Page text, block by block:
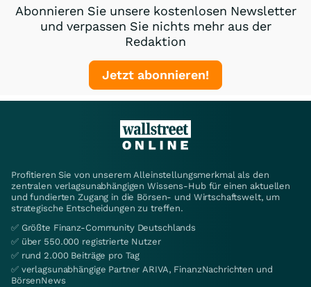
Abonnieren Sie unsere kostenlosen Newsletter
und verpassen Sie nichts mehr aus der
Redaktion
Jetzt abonnieren!
Profitieren Sie von unserem Alleinstellungsmerkmal als den
zentralen verlagsunabhängigen Wissens-Hub für einen aktuellen
und fundierten Zugang in die Börsen- und Wirtschaftswelt, um
strategische Entscheidungen zu treffen.
✅ Größte Finanz-Community Deutschlands
✅ über 550.000 registrierte Nutzer
✅ rund 2.000 Beiträge pro Tag
✅ verlagsunabhängige Partner ARIVA, FinanzNachrichten und
BörsenNews